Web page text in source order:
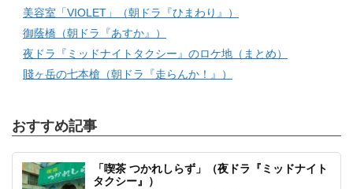
美容室「VIOLET」（朝ドラ『ひまわり』）
御蔭橋（朝ドラ『あすか』）
夜ドラ『ミッドナイトタクシー』のロケ地（まとめ）
賤ヶ岳の七本槍（朝ドラ『走らんか！』）
おすすめ記事
「喫茶 つかれしらず」（夜ドラ『ミッドナイト
タクシー』）